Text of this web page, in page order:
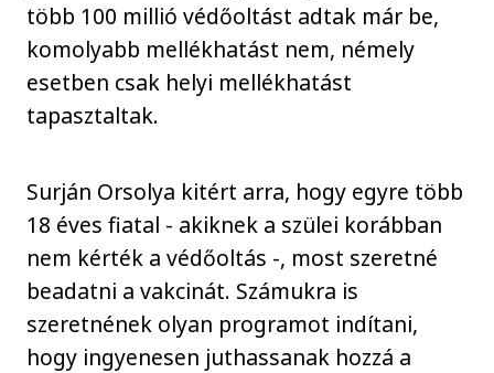
több 100 millió védőoltást adtak már be,
komolyabb mellékhatást nem, némely
esetben csak helyi mellékhatást
tapasztaltak.
Surján Orsolya kitért arra, hogy egyre több
18 éves fiatal - akiknek a szülei korábban
nem kérték a védőoltás -, most szeretné
beadatni a vakcinát. Számukra is
szeretnének olyan programot indítani,
hogy ingyenesen juthassanak hozzá a